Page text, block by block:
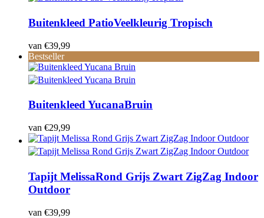
Buitenkleed PatioVeelkleurig Tropisch
van €39,99
Bestseller
Buitenkleed YucanaBruin
van €29,99
Tapijt MelissaRond Grijs Zwart ZigZag Indoor
Outdoor
van €39,99